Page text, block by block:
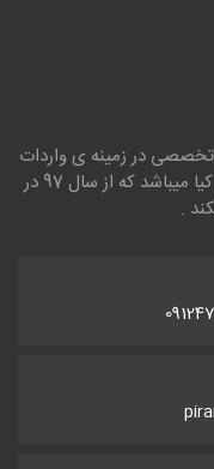
تخصصی در زمینه ی واردات
و پخش لوازم یدکی خودروهای هیوندای و کیا میباشد که از سال 97 در
.